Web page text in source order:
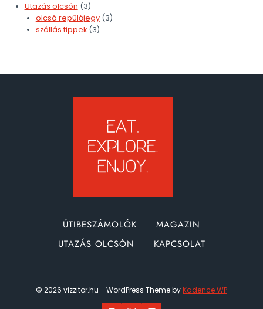
Utazás olcsón (3)
olcsó repülőjegy(3)
szállás tippek(3)
ÚTIBESZÁMOLÓK
MAGAZIN
UTAZÁS OLCSÓN
KAPCSOLAT
© 2026 vizzitor.hu - WordPress Theme byKadence WP